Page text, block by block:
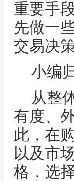
重要手
先做一
交易决策
小编
从整
有度、
此，在
以及市
格，选